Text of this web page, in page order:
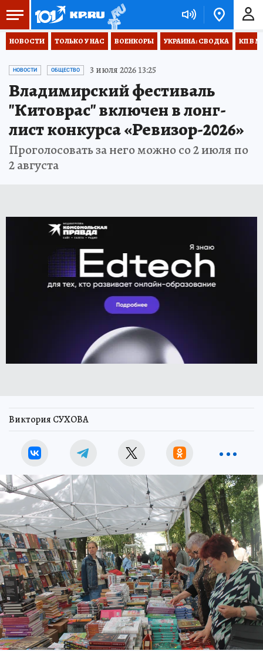
НОВОСТИ ТОЛЬКО У НАС ВОЕНКОРЫ УКРАИНА: СВОДКА КП В
НОВОСТИ ОБЩЕСТВО 3 июля 2026 13:25
Владимирский фестиваль
"Китоврас" включен в лонг-
лист конкурса «Ревизор-2026»
Проголосовать за него можно со 2 июля по
2 августа
Виктория СУХОВА